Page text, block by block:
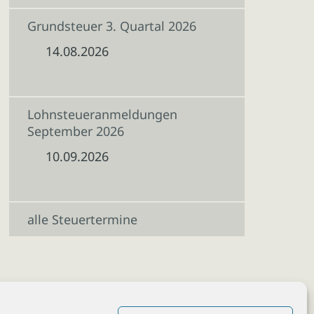
Grundsteuer 3. Quartal 2026
14.08.2026
Lohnsteueranmeldungen
September 2026
10.09.2026
alle Steuertermine